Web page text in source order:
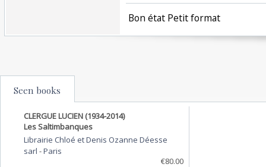
‎ Bon état Petit format ‎
Seen books
CLERGUE LUCIEN (1934-2014)
Les Saltimbanques
Librairie Chloé et Denis Ozanne Déesse
sarl -Paris
€80.00